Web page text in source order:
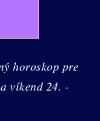
horoskop pre
víkend 24. -